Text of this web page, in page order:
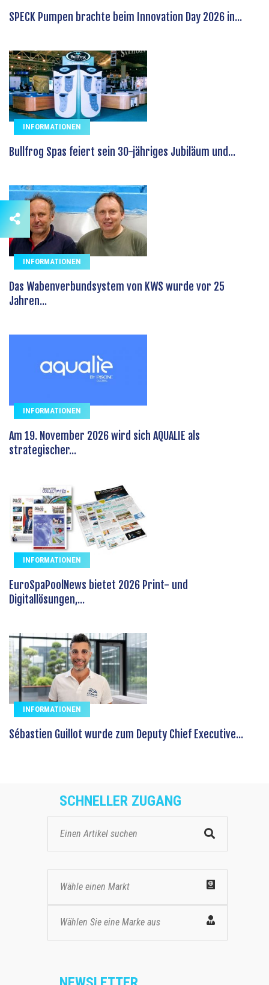
SPECK Pumpen brachte beim Innovation Day 2026 in...
INFORMATIONEN
Bullfrog Spas feiert sein 30-jähriges Jubiläum und...
INFORMATIONEN
Das Wabenverbundsystem von KWS wurde vor 25
Jahren...
INFORMATIONEN
Am 19. November 2026 wird sich AQUALIE als
strategischer...
INFORMATIONEN
EuroSpaPoolNews bietet 2026 Print- und
Digitallösungen,...
INFORMATIONEN
Sébastien Guillot wurde zum Deputy Chief Executive...
SCHNELLER ZUGANG
Wähle einen Markt
Wählen Sie eine Marke aus